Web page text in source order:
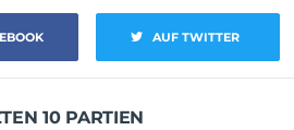
AUF TWITTER
10 PARTIEN